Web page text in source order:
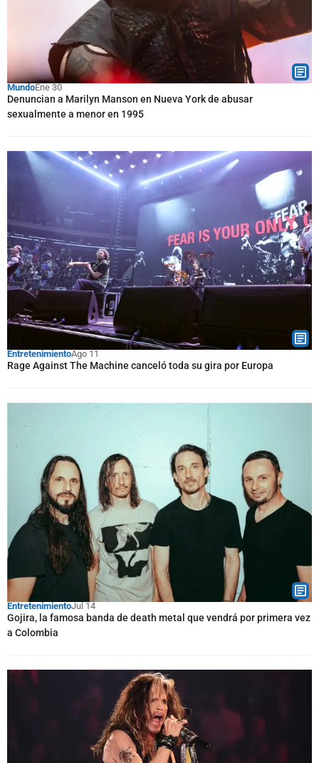
MundoEne 30
Denuncian a Marilyn Manson en Nueva York de abusar
sexualmente a menor en 1995
EntretenimientoAgo 11
Rage Against The Machine canceló toda su gira por Europa
EntretenimientoJul 14
Gojira, la famosa banda de death metal que vendrá por primera vez
a Colombia